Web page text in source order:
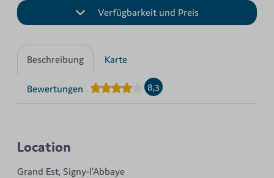
Verfügbarkeit und Preis
Beschreibung Karte
Bewertungen 8,3
Location
Grand Est, Signy-l’Abbaye